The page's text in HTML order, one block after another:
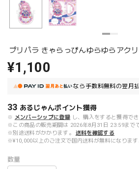
プリパラ きゃらっぴんゆらゆらアク
¥1,100
なら 手数料無料の翌月
33 あるじゃんポイント獲得
※ メンバーシップに登録 し、購入をすると獲得でき
※この商品の販売期間は 2026年8月31日 23:59までで
※別途送料がかかります。
送料を確認する
※¥10,000以上のご注文で国内送料が無料になります
数量